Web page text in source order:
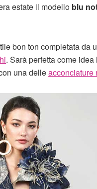
estate il modello blu
bon ton completata da
. Sarà perfetta come
una delleacconciature